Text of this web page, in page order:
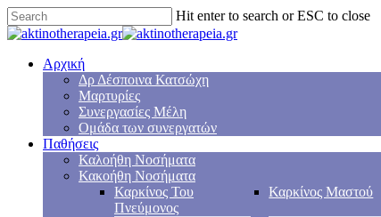
Hit enter to search or ESC to close
Αρχική
Δρ Δέσποινα Κατσώχη
Μαρτυρίες
Συνεργασίες Μέλη
Ομάδα των συνεργατών
Παθήσεις
Καλοήθη Νοσήματα
Κακοήθη Νοσήματα
Καρκίνος Του
Πνεύμονος
Καρκίνος Μαστού